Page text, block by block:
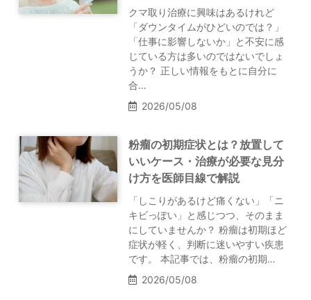
クマ取り治療に興味はあるけれど
「ダウンタイムがひどいのでは？」
「仕事に影響しないか」と不安に感
じている方は多いのではないでしょ
うか？ 正しい情報をもとに自分に
合…
2026/05/08
粉瘤の初期症状とは？放置して
いいケース・治療が必要な見分
け方を医師目線で解説
「しこりがあるけど痛くない」「ニ
キビっぽい」と感じつつ、そのまま
にしていませんか？ 粉瘤は初期ほど
症状が軽く、判断に迷いやすい疾患
です。 本記事では、粉瘤の初期…
2026/05/08